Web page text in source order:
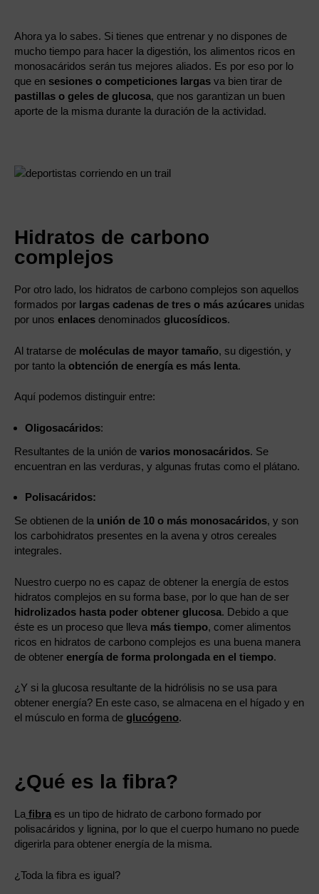
Ahora ya lo sabes. Si tienes que entrenar y no dispones de
mucho tiempo para hacer la digestión, los alimentos ricos en
monosacáridos serán tus mejores aliados. Es por eso por lo
que en sesiones o competiciones largas va bien tirar de
pastillas o geles de glucosa, que nos garantizan un buen
aporte de la misma durante la duración de la actividad.
Hidratos de carbono
complejos
Por otro lado, los hidratos de carbono complejos son aquellos
formados por largas cadenas de tres o más azúcares unidas
por unos enlaces denominados glucosídicos.
Al tratarse de moléculas de mayor tamaño, su digestión, y
por tanto la obtención de energía es más lenta.
Aquí podemos distinguir entre:
Oligosacáridos:
Resultantes de la unión de varios monosacáridos. Se
encuentran en las verduras, y algunas frutas como el plátano.
Polisacáridos:
Se obtienen de la unión de 10 o más monosacáridos, y son
los carbohidratos presentes en la avena y otros cereales
integrales.
Nuestro cuerpo no es capaz de obtener la energía de estos
hidratos complejos en su forma base, por lo que han de ser
hidrolizados hasta poder obtener glucosa. Debido a que
éste es un proceso que lleva más tiempo, comer alimentos
ricos en hidratos de carbono complejos es una buena manera
de obtener energía de forma prolongada en el tiempo.
¿Y si la glucosa resultante de la hidrólisis no se usa para
obtener energía? En este caso, se almacena en el hígado y en
el músculo en forma de glucógeno.
¿Qué es la fibra?
La fibra es un tipo de hidrato de carbono formado por
polisacáridos y lignina, por lo que el cuerpo humano no puede
digerirla para obtener energía de la misma.
¿Toda la fibra es igual?